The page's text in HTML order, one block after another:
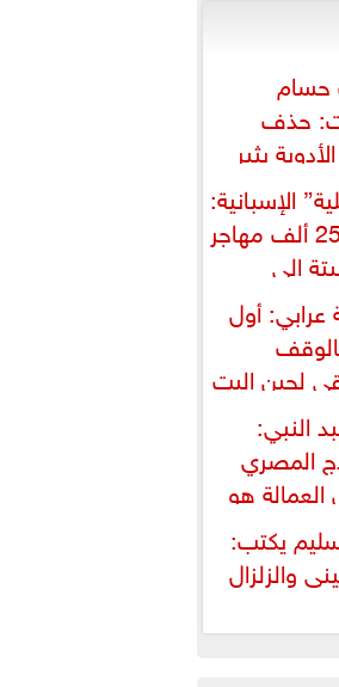
حسام
حذف
يثير
حقالإسبانية:
إعادة 25 ألف مهاجر
إلى
عرابي: أول
لحين البت
النبي:
المصري
العمالة هو
يكتب:
والزلزال